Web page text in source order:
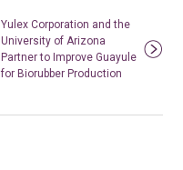
Yulex Corporation and the
University of Arizona
Partner to Improve Guayule
for Biorubber Production